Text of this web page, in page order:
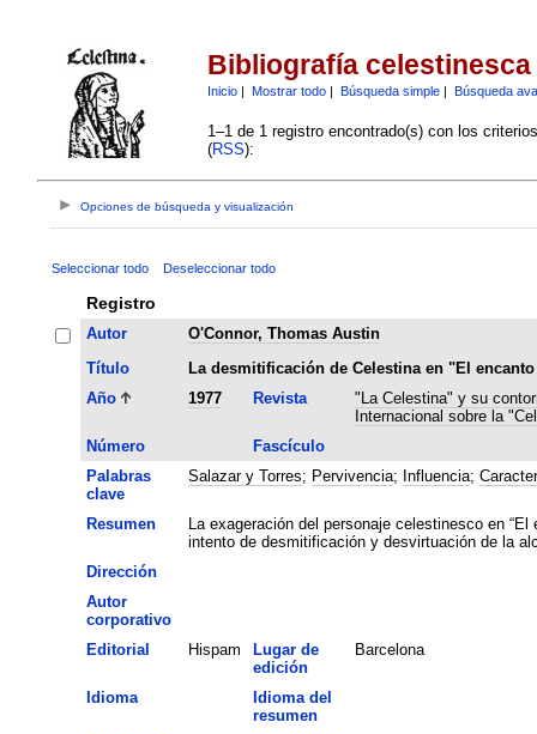
Bibliografía celestinesca
Inicio| Mostrar todo| Búsqueda simple| Búsqueda
1–1 de 1 registro encontrado(s) con los
(RSS):
Opciones de búsqueda y visualización
Seleccionar todo Deseleccionar todo
Registro
Autor
O'Connor, Thomas Austin
Título
La desmitificación de Celestina en "El
Año
1977 Revista
"La Celestina" y su
Internacional sobre la
Número
Fascículo
Palabras
clave
Salazar y Torres; Pervivencia; Influencia;
Resumen
La exageración del personaje celestinesco en
intento de desmitificación y desvirtuación de la
Dirección
Autor
corporativo
Editorial
Hispam
Lugar de
edición
Barcelona
Idioma
Idioma del
resumen